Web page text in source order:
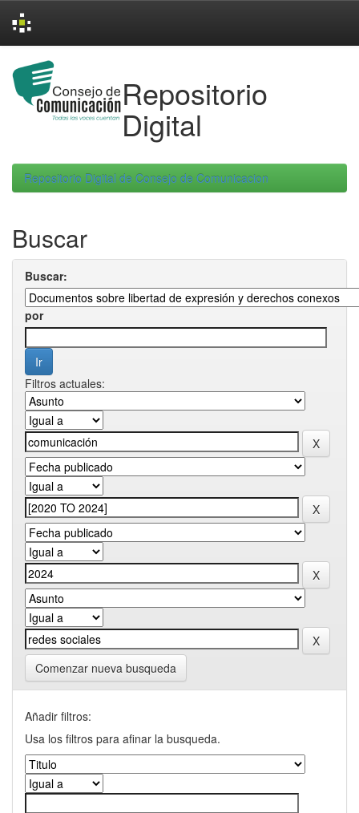
navigation
Repositorio
Digital
Repositorio Digital de Consejo de Comunicacion
Buscar
Buscar:
por
Filtros actuales:
Comenzar nueva busqueda
Añadir filtros:
Usa los filtros para afinar la busqueda.